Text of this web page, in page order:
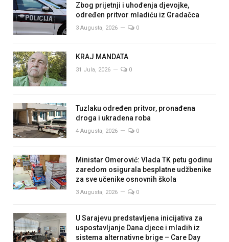
Zbog prijetnji i uhođenja djevojke,
određen pritvor mladiću iz Gradačca
3 Augusta, 2026 0
KRAJ MANDATA
31 Jula, 2026 0
Tuzlaku određen pritvor, pronađena
droga i ukradena roba
4 Augusta, 2026 0
Ministar Omerović: Vlada TK petu godinu
zaredom osigurala besplatne udžbenike
za sve učenike osnovnih škola
3 Augusta, 2026 0
U Sarajevu predstavljena inicijativa za
uspostavljanje Dana djece i mladih iz
sistema alternativne brige – Care Day